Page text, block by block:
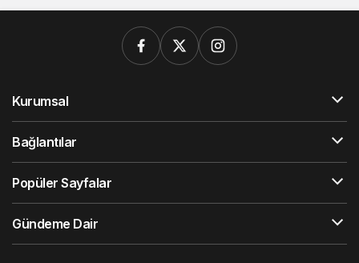
Kurumsal
Bağlantılar
Popüler Sayfalar
Gündeme Dair